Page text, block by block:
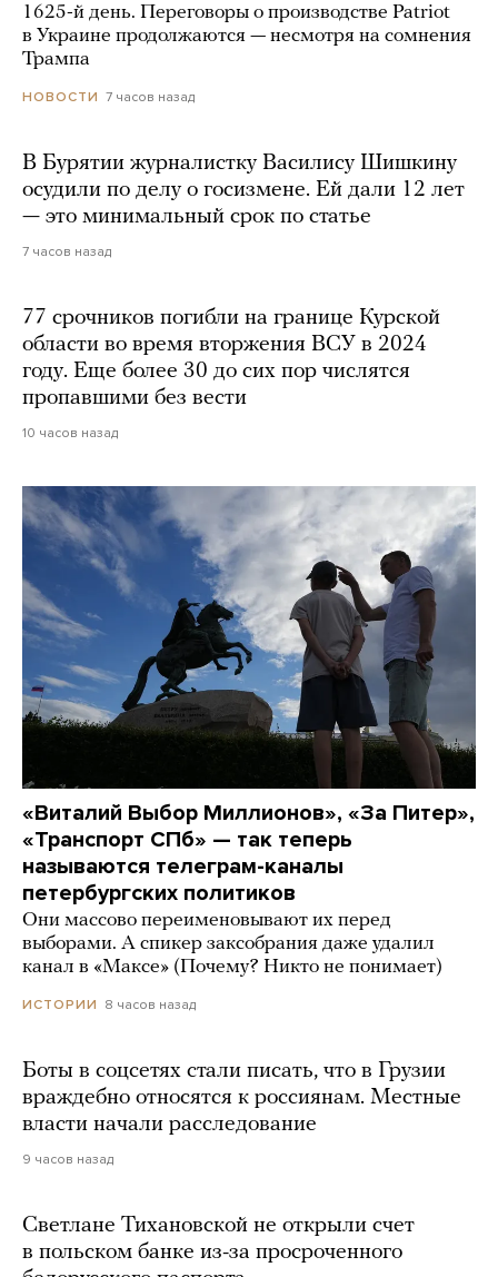
1625-й день. Переговоры о производстве Patriot
в Украине продолжаются — несмотря на сомнения
Трампа
НОВОСТИ 7 часов назад
В Бурятии журналистку Василису Шишкину
осудили по делу о госизмене. Ей дали 12 лет
— это минимальный срок по статье
7 часов назад
77 срочников погибли на границе Курской
области во время вторжения ВСУ в 2024
году. Еще более 30 до сих пор числятся
пропавшими без вести
10 часов назад
«Виталий Выбор Миллионов», «За Питер»,
«Транспорт СПб» — так теперь
называются телеграм-каналы
петербургских политиков
Они массово переименовывают их перед
выборами. А спикер заксобрания даже удалил
канал в «Максе» (Почему? Никто не понимает)
ИСТОРИИ 8 часов назад
Боты в соцсетях стали писать, что в Грузии
враждебно относятся к россиянам. Местные
власти начали расследование
9 часов назад
Светлане Тихановской не открыли счет
в польском банке из-за просроченного